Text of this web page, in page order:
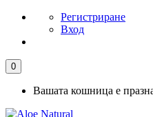
Регистриране
Вход
0
Вашата кошница е